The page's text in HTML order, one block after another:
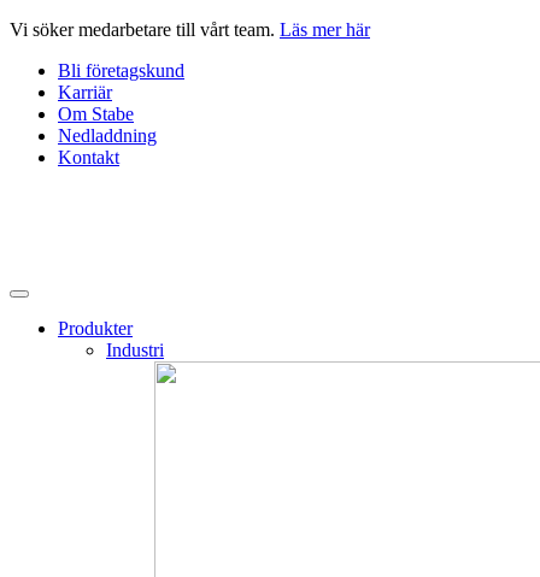
Hoppa
innehåll
Vi söker medarbetare till vårt team. Läs mer här
Bli företagskund
Karriär
Om Stabe
Nedladdning
Kontakt
Produkter
Industri